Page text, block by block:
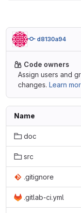
d8130a94
Code owners
Assign users and
changes. Learn
Name
doc
src
.gitignore
.gitlab-ci.yml